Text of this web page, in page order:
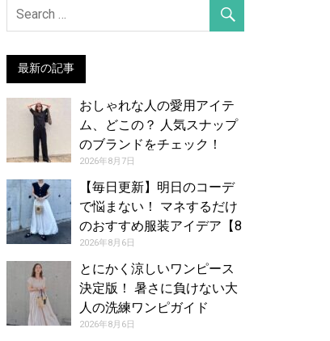
最新の記事
おしゃれな人の愛用アイテ
ム、どこの？ 人気スナップ
のブランドをチェック！
（2026年7月27日号）
2026年8月7日
【毎日更新】明日のコーデ
で悩まない！ マネするだけ
のおすすめ服装アイデア【8
月7日夏】
2026年8月6日
とにかく涼しいワンピース
決定版！ 暑さに負けない大
人の洗練ワンピガイド
2026年8月6日